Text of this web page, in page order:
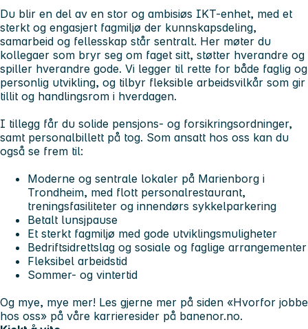
Du blir en del av en stor og ambisiøs IKT-enhet, med et
sterkt og engasjert fagmiljø der kunnskapsdeling,
samarbeid og fellesskap står sentralt. Her møter du
kollegaer som bryr seg om faget sitt, støtter hverandre og
spiller hverandre gode. Vi legger til rette for både faglig og
personlig utvikling, og tilbyr fleksible arbeidsvilkår som gir
tillit og handlingsrom i hverdagen.
I tillegg får du solide pensjons- og forsikringsordninger,
samt personalbillett på tog. Som ansatt hos oss kan du
også se frem til:
Moderne og sentrale lokaler på Marienborg i
Trondheim, med flott personalrestaurant,
treningsfasiliteter og innendørs sykkelparkering
Betalt lunsjpause
Et sterkt fagmiljø med gode utviklingsmuligheter
Bedriftsidrettslag og sosiale og faglige arrangementer
Fleksibel arbeidstid
Sommer- og vintertid
Og mye, mye mer! Les gjerne mer på siden «Hvorfor jobbe
hos oss» på våre karrieresider på banenor.no.